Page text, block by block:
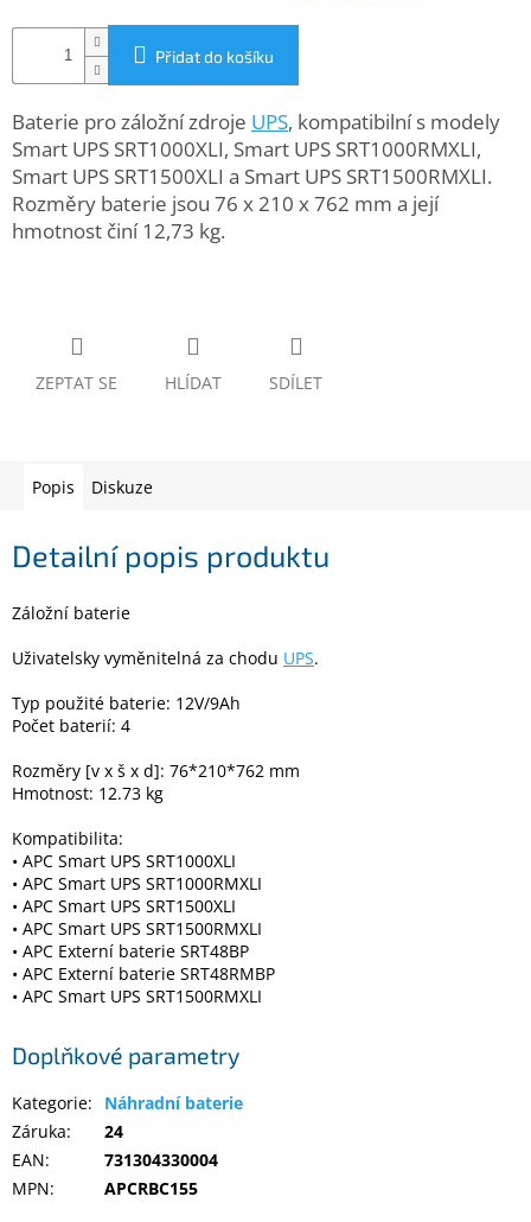
záruk
pojištění
ESSOX
www.inpraise.cz
Gaming
Cyklo
Dílna
Velké
Počítače
a
%
Black
Friday
VÝPRODEJ
zboží
TONERY
A
CARTRIDGE
OEM
Přidat do košíku
Baterie pro záložní zdroje UPS, kompatibilní s modely
Smart UPS SRT1000XLI, Smart UPS SRT1000RMXLI,
Smart UPS SRT1500XLI a Smart UPS SRT1500RMXLI.
Rozměry baterie jsou 76 x 210 x 762 mm a její
hmotnost činí 12,73 kg.
ZEPTAT SE HLÍDAT SDÍLET
Popis Diskuze
Detailní popis produktu
Záložní baterie
Uživatelsky vyměnitelná za chodu UPS.
Typ použité baterie: 12V/9Ah
Počet baterií: 4
Rozměry [v x š x d]: 76*210*762 mm
Hmotnost: 12.73 kg
Kompatibilita:
• APC Smart UPS SRT1000XLI
• APC Smart UPS SRT1000RMXLI
• APC Smart UPS SRT1500XLI
• APC Smart UPS SRT1500RMXLI
• APC Externí baterie SRT48BP
• APC Externí baterie SRT48RMBP
• APC Smart UPS SRT1500RMXLI
Doplňkové parametry
Kategorie:
Náhradní baterie
Záruka:
24
EAN:
731304330004
MPN: APCRBC155